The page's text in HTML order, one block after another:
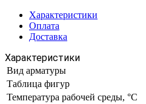
Характеристики
Оплата
Доставка
Характеристики
Вид арматуры
Таблица фигур
Температура рабочей среды, °С